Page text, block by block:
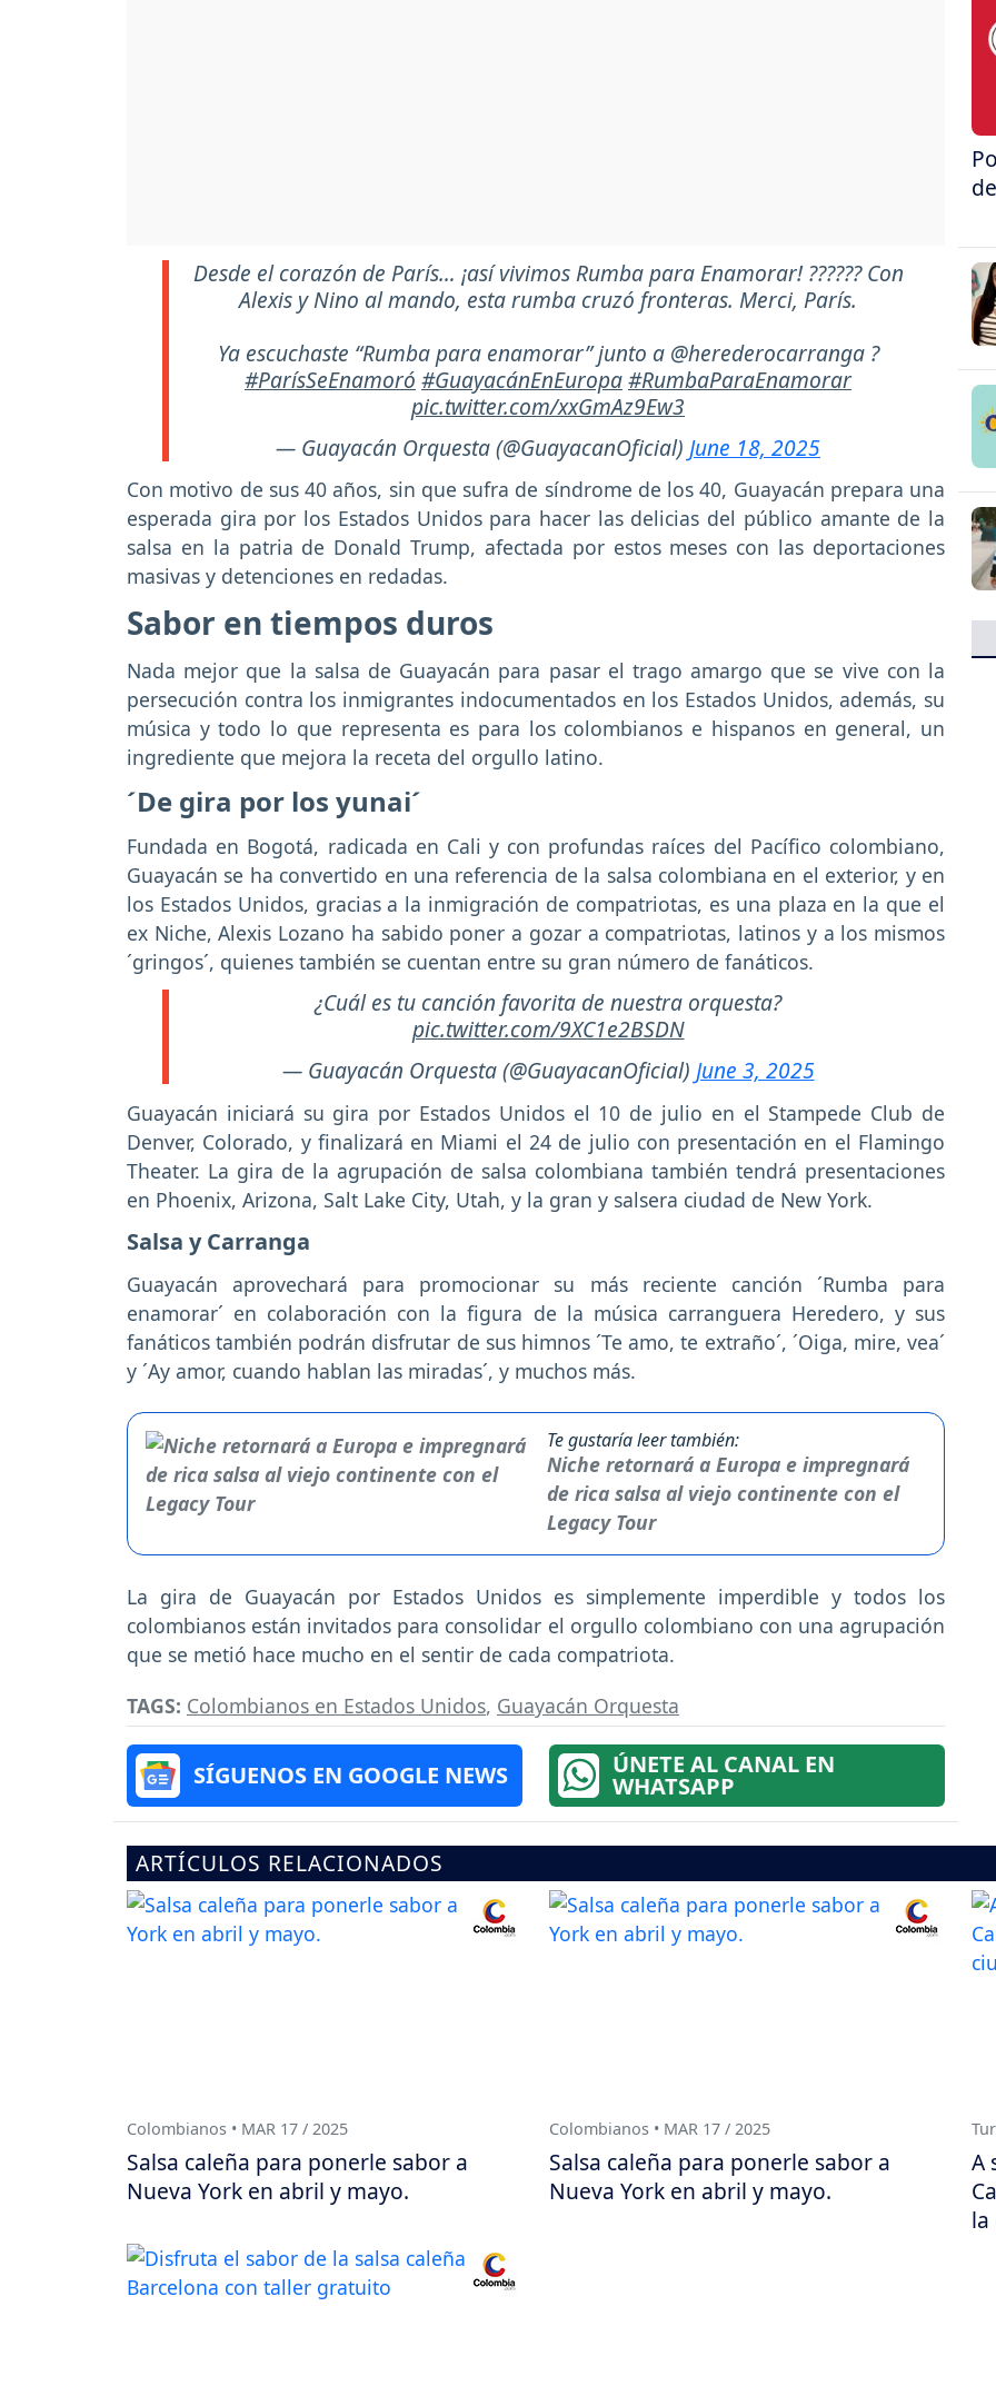
Desde el corazón de París… ¡así vivimos Rumba para Enamorar! ?????? Con
Alexis y Nino al mando, esta rumba cruzó fronteras. Merci, París.
Ya escuchaste “Rumba para enamorar” junto a @herederocarranga ?
#ParísSeEnamoró #GuayacánEnEuropa#RumbaParaEnamorar
pic.twitter.com/xxGmAz9Ew3
— Guayacán Orquesta (@GuayacanOficial) June 18, 2025
Con motivo de sus 40 años, sin que sufra de síndrome de los 40, Guayacán prepara una
esperada gira por los Estados Unidos para hacer las delicias del público amante de la
salsa en la patria de Donald Trump, afectada por estos meses con las deportaciones
masivas y detenciones en redadas.
Sabor en tiempos duros
Nada mejor que la salsa de Guayacán para pasar el trago amargo que se vive con la
persecución contra los inmigrantes indocumentados en los Estados Unidos, además, su
música y todo lo que representa es para los colombianos e hispanos en general, un
ingrediente que mejora la receta del orgullo latino.
´De gira por los yunai´
Fundada en Bogotá, radicada en Cali y con profundas raíces del Pacífico colombiano,
Guayacán se ha convertido en una referencia de la salsa colombiana en el exterior, y en
los Estados Unidos, gracias a la inmigración de compatriotas, es una plaza en la que el
ex Niche, Alexis Lozano ha sabido poner a gozar a compatriotas, latinos y a los mismos
´gringos´, quienes también se cuentan entre su gran número de fanáticos.
¿Cuál es tu canción favorita de nuestra orquesta?
pic.twitter.com/9XC1e2BSDN
— Guayacán Orquesta (@GuayacanOficial) June 3, 2025
Guayacán iniciará su gira por Estados Unidos el 10 de julio en el Stampede Club de
Denver, Colorado, y finalizará en Miami el 24 de julio con presentación en el Flamingo
Theater. La gira de la agrupación de salsa colombiana también tendrá presentaciones
en Phoenix, Arizona, Salt Lake City, Utah, y la gran y salsera ciudad de New York.
Salsa y Carranga
Guayacán aprovechará para promocionar su más reciente canción ´Rumba para
enamorar´ en colaboración con la figura de la música carranguera Heredero, y sus
fanáticos también podrán disfrutar de sus himnos ´Te amo, te extraño´, ´Oiga, mire, vea´
y ´Ay amor, cuando hablan las miradas´, y muchos más.
Te gustaría leer también:
Niche retornará a Europa e impregnará
de rica salsa al viejo continente con el
Legacy Tour
La gira de Guayacán por Estados Unidos es simplemente imperdible y todos los
colombianos están invitados para consolidar el orgullo colombiano con una agrupación
que se metió hace mucho en el sentir de cada compatriota.
TAGS: Colombianos en Estados Unidos, Guayacán Orquesta
SÍGUENOS EN GOOGLE NEWS ÚNETE AL CANAL EN
WHATSAPP
ARTÍCULOS RELACIONADOS
Colombianos • MAR 17 / 2025
Salsa caleña para ponerle sabor a
Nueva York en abril y mayo.
Colombianos • MAR 17 / 2025
Salsa caleña para ponerle sabor a
Nueva York en abril y mayo.
A
la